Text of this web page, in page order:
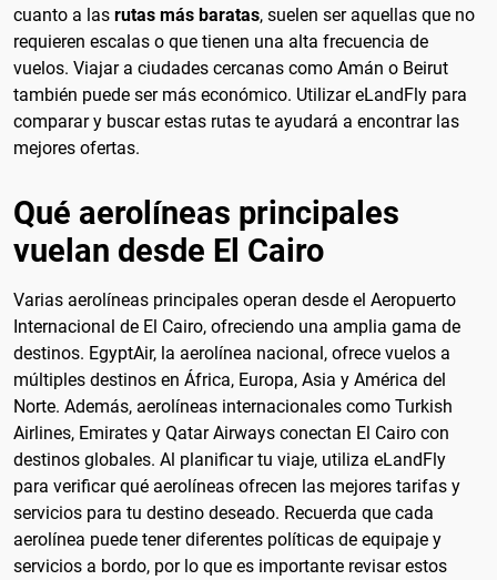
cuanto a las rutas más baratas, suelen ser aquellas que no
requieren escalas o que tienen una alta frecuencia de
vuelos. Viajar a ciudades cercanas como Amán o Beirut
también puede ser más económico. Utilizar eLandFly para
comparar y buscar estas rutas te ayudará a encontrar las
mejores ofertas.
Qué aerolíneas principales
vuelan desde El Cairo
Varias aerolíneas principales operan desde el Aeropuerto
Internacional de El Cairo, ofreciendo una amplia gama de
destinos. EgyptAir, la aerolínea nacional, ofrece vuelos a
múltiples destinos en África, Europa, Asia y América del
Norte. Además, aerolíneas internacionales como Turkish
Airlines, Emirates y Qatar Airways conectan El Cairo con
destinos globales. Al planificar tu viaje, utiliza eLandFly
para verificar qué aerolíneas ofrecen las mejores tarifas y
servicios para tu destino deseado. Recuerda que cada
aerolínea puede tener diferentes políticas de equipaje y
servicios a bordo, por lo que es importante revisar estos